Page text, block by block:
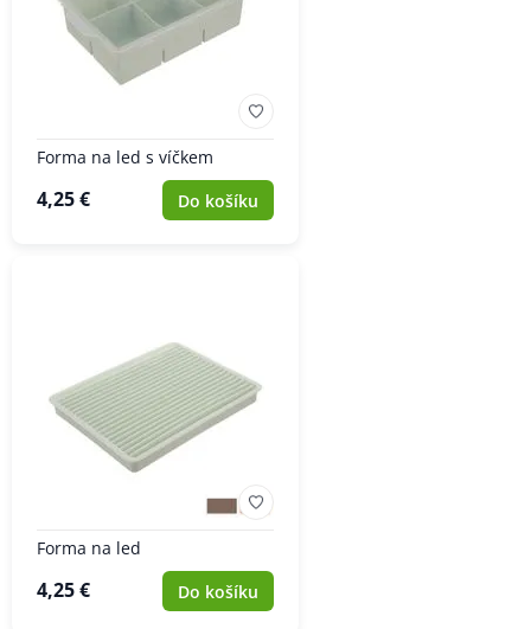
Forma na led s víčkem
4,25 € Do košíku
Forma na led
4,25 € Do košíku